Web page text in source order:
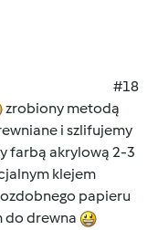
#18
zrobiony metodą
i szlifujemy
farbą akrylową 2-3
klejem
papieru
do drewna